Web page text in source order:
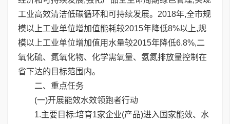
工业高效清洁低碳循环和可持续发展。2018年,全市规
模以上工业单位增加值能耗较2015年降低8%以上,规
模以上工业单位增加值用水量较2015年降低6.8%,二
氧化硫、氮氧化物、化学需氧量、氨氮排放量控制在
省下达的目标范围内。
二、重点任务
(一)开展能效水效领跑者行动
1.主要目标:培育1家企业(产品)进入国家能效、水